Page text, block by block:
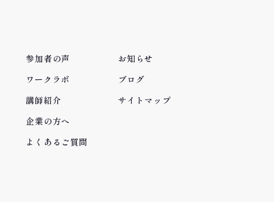
参加者の声
ワークラボ
講師紹介
企業の方へ
よくあるご質問
お知らせ
ブログ
サイトマップ